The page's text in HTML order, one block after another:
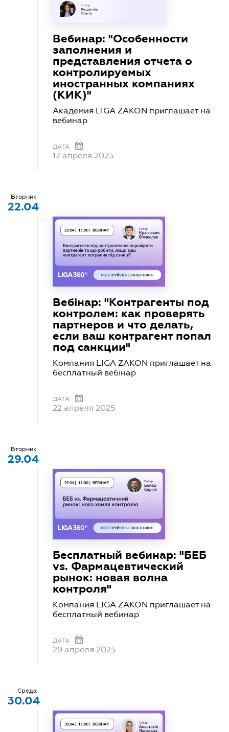
Вебинар: "Особенности
заполнения и
представления отчета о
контролируемых
иностранных компаниях
(КИК)"
Академия LIGA ZAKON приглашает на
вебинар
ДАТА
17 апреля 2025
Вторник
22.04
Вебінар: "Контрагенты под
контролем: как проверять
партнеров и что делать,
если ваш контрагент попал
под санкции"
Компания LIGA ZAKON приглашает на
бесплатный вебінар
ДАТА
22 апреля 2025
Вторник
29.04
Бесплатный вебинар: "БЕБ
vs. Фармацевтический
рынок: новая волна
контроля"
Компания LIGA ZAKON приглашает на
бесплатный вебинар
ДАТА
29 апреля 2025
Среда
30.04